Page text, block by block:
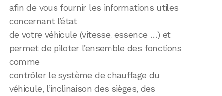
afin de vous fournir les informations utiles
concernant l’état
de votre véhicule (vitesse, essence …) et
permet de piloter l’ensemble des fonctions
comme
contrôler le système de chauffage du
véhicule, l’inclinaison des sièges, des